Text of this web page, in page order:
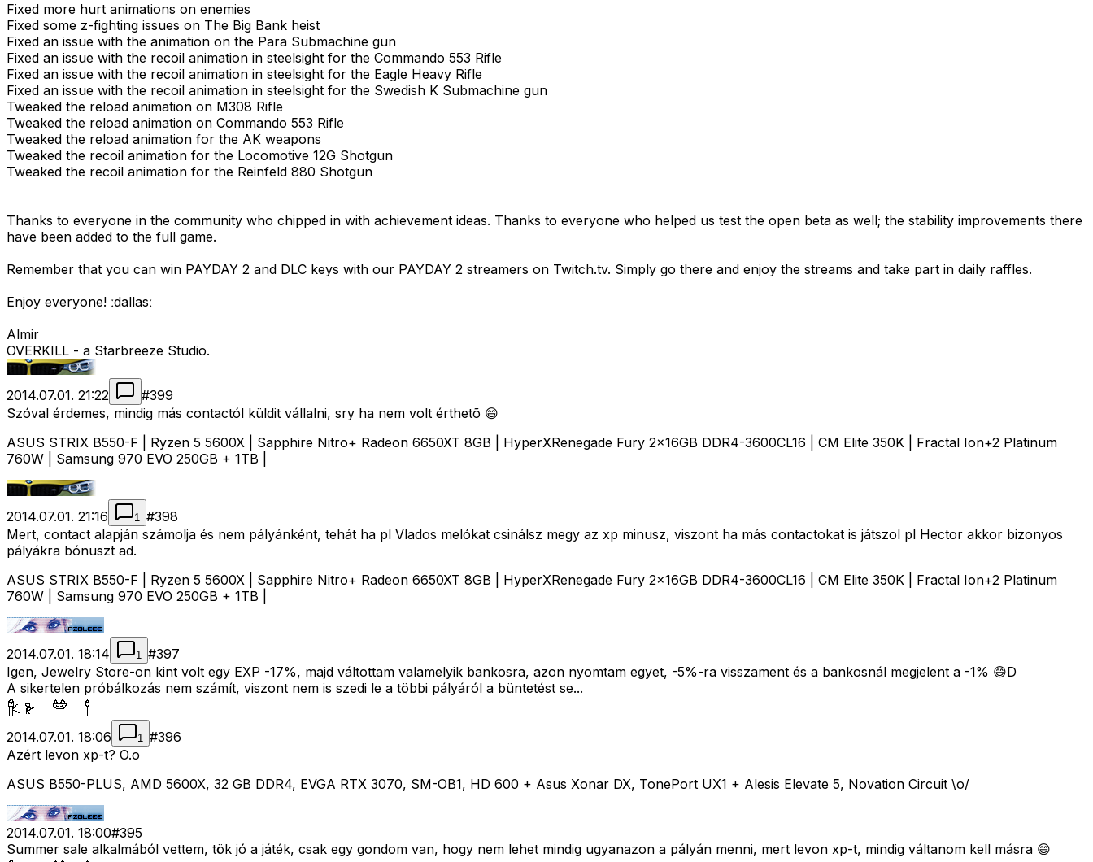
Fixed more hurt animations on enemies
Fixed some z-fighting issues on The Big Bank heist
Fixed an issue with the animation on the Para Submachine gun
Fixed an issue with the recoil animation in steelsight for the Commando 553 Rifle
Fixed an issue with the recoil animation in steelsight for the Eagle Heavy Rifle
Fixed an issue with the recoil animation in steelsight for the Swedish K Submachine gun
Tweaked the reload animation on M308 Rifle
Tweaked the reload animation on Commando 553 Rifle
Tweaked the reload animation for the AK weapons
Tweaked the recoil animation for the Locomotive 12G Shotgun
Tweaked the recoil animation for the Reinfeld 880 Shotgun
Thanks to everyone in the community who chipped in with achievement ideas. Thanks to everyone who helped us test the open beta as well; the stability improvements there
have been added to the full game.
Remember that you can win PAYDAY 2 and DLC keys with our PAYDAY 2 streamers on Twitch.tv. Simply go there and enjoy the streams and take part in daily raffles.
Enjoy everyone! ːdallasː
Almir
OVERKILL - a Starbreeze Studio.
2014.07.01. 21:22 #399
Szóval érdemes, mindig más contactól küldit vállalni, sry ha nem volt érthetõ 😄
ASUS STRIX B550-F | Ryzen 5 5600X | Sapphire Nitro+ Radeon 6650XT 8GB | HyperXRenegade Fury 2x16GB DDR4-3600CL16 | CM Elite 350K | Fractal Ion+2 Platinum
760W | Samsung 970 EVO 250GB + 1TB |
2014.07.01. 21:16 1 #398
Mert, contact alapján számolja és nem pályánként, tehát ha pl Vlados melókat csinálsz megy az xp minusz, viszont ha más contactokat is játszol pl Hector akkor bizonyos
pályákra bónuszt ad.
ASUS STRIX B550-F | Ryzen 5 5600X | Sapphire Nitro+ Radeon 6650XT 8GB | HyperXRenegade Fury 2x16GB DDR4-3600CL16 | CM Elite 350K | Fractal Ion+2 Platinum
760W | Samsung 970 EVO 250GB + 1TB |
2014.07.01. 18:14 1 #397
Igen, Jewelry Store-on kint volt egy EXP -17%, majd váltottam valamelyik bankosra, azon nyomtam egyet, -5%-ra visszament és a bankosnál megjelent a -1% 😄D
A sikertelen próbálkozás nem számít, viszont nem is szedi le a többi pályáról a büntetést se...
2014.07.01. 18:06 1 #396
Azért levon xp-t? O.o
ASUS B550-PLUS, AMD 5600X, 32 GB DDR4, EVGA RTX 3070, SM-OB1, HD 600 + Asus Xonar DX, TonePort UX1 + Alesis Elevate 5, Novation Circuit \o/
2014.07.01. 18:00#395
Summer sale alkalmából vettem, tök jó a játék, csak egy gondom van, hogy nem lehet mindig ugyanazon a pályán menni, mert levon xp-t, mindig váltanom kell másra 😄